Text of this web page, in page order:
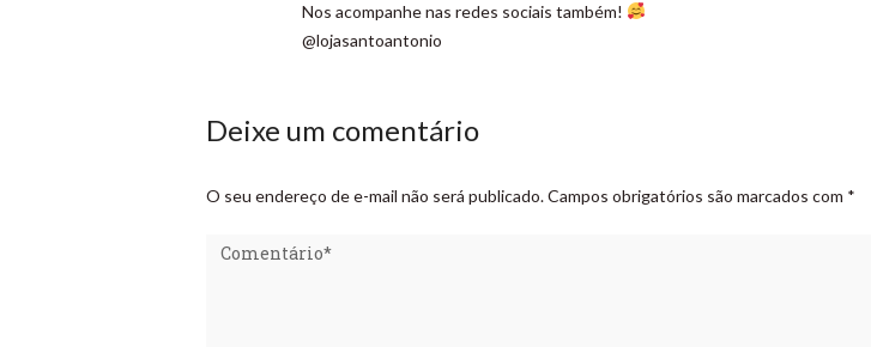
Nos acompanhe nas redes sociais também!
@lojasantoantonio
Deixe um comentário
O seu endereço de e-mail não será publicado.Campos obrigatórios são marcados com *